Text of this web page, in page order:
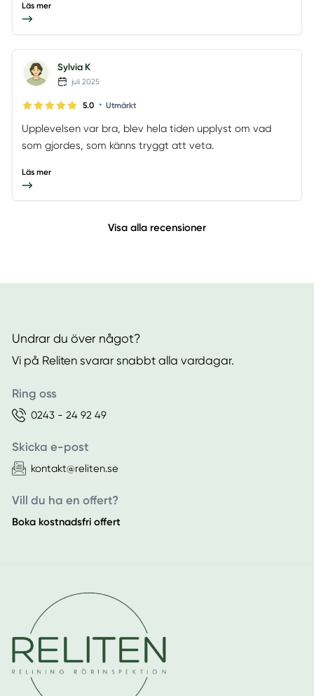
Läs mer
Sylvia K
juli 2025
5.0 • Utmärkt
Upplevelsen var bra, blev hela tiden upplyst om vad
som gjordes, som känns tryggt att veta.
Läs mer
Visa alla recensioner
Undrar du över något?
Vi på Reliten svarar snabbt alla vardagar.
Ring oss
0243 - 24 92 49
Skicka e-post
kontakt@reliten.se
Vill du ha en offert?
Boka kostnadsfri offert